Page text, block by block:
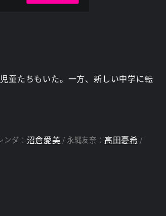
童たちもいた。一方、新しい中学に転
ンダ： 沼倉愛美 永縄友奈： 高田憂希